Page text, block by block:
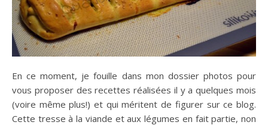
En ce moment, je fouille dans mon dossier photos pour
vous proposer des recettes réalisées il y a quelques mois
(voire même plus!) et qui méritent de figurer sur ce blog.
Cette tresse à la viande et aux légumes en fait partie, non